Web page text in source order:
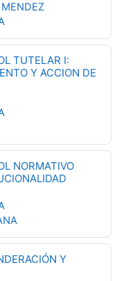
MENDEZ
TUTELAR I:
Y ACCION DE
NORMATIVO
Y